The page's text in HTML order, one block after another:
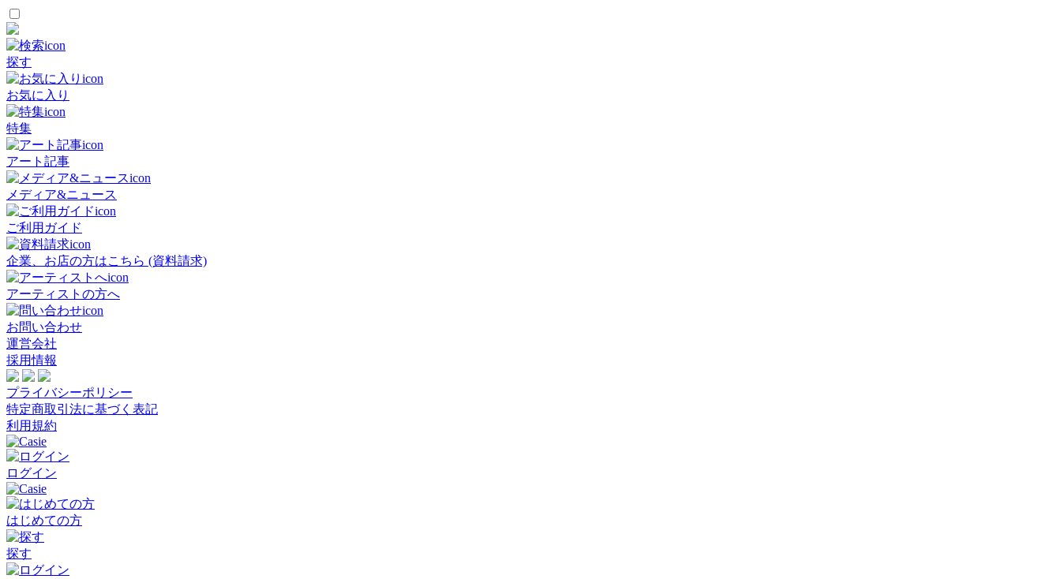
探す
お気に入り
特集
アート記事
メディア&ニュース
ご利用ガイド
企業、お店の方はこちら (資料請求)
アーティストの方へ
お問い合わせ
運営会社
採用情報
プライバシーポリシー
特定商取引法に基づく表記
利用規約
ログイン
はじめての方
探す